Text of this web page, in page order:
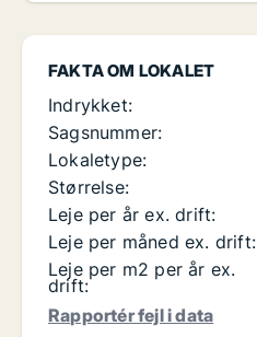
FAKTA OM LOKALET
Indrykket:
Sagsnummer:
Lokaletype:
Størrelse:
Leje per år ex. drift:
Leje per måned ex. drift:
Leje per m2 per år ex.
drift:
Rapportér fejl i data